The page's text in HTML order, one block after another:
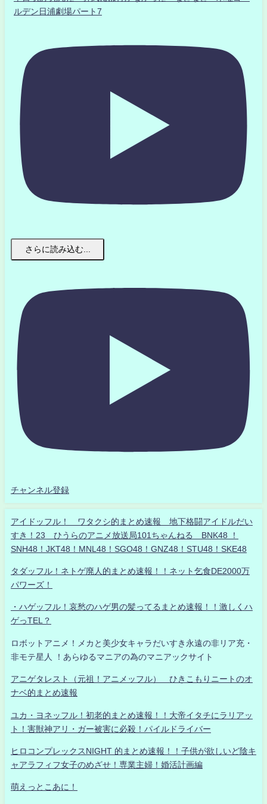
ルデン日浦劇場パート7
さらに読み込む...
チャンネル登録
アイドッフル！ ワタクシ的まとめ速報 地下格闘アイドルだい
すき！23 ひうらのアニメ放送局101ちゃんねる BNK48 ！
SNH48！JKT48！MNL48！SGO48！GNZ48！STU48！SKE48
タダッフル！ネトゲ廃人的まとめ速報！！ネット乞食DE2000万
パワーズ！
・ハゲッフル！哀愁のハゲ男の髪ってるまとめ速報！！激しくハ
ゲっTEL？
ロボットアニメ！メカと美少女キャラだいすき永遠の非リア充・
非モテ星人 ！あらゆるマニアの為のマニアックサイト
アニゲタレスト（元祖！アニメッフル） ひきこもりニートのオ
ナベ的まとめ速報
ユカ・ヨネッフル！初老的まとめ速報！！大帝イタチにラリアッ
ト！害獣神アリ・ガー被害に必殺！パイルドライバー
ヒロコンプレックスNIGHT 的まとめ速報！！子供が欲しいど陰キ
ャアラフィフ女子のめざせ！専業主婦！婚活計画編
萌えっとこあに！